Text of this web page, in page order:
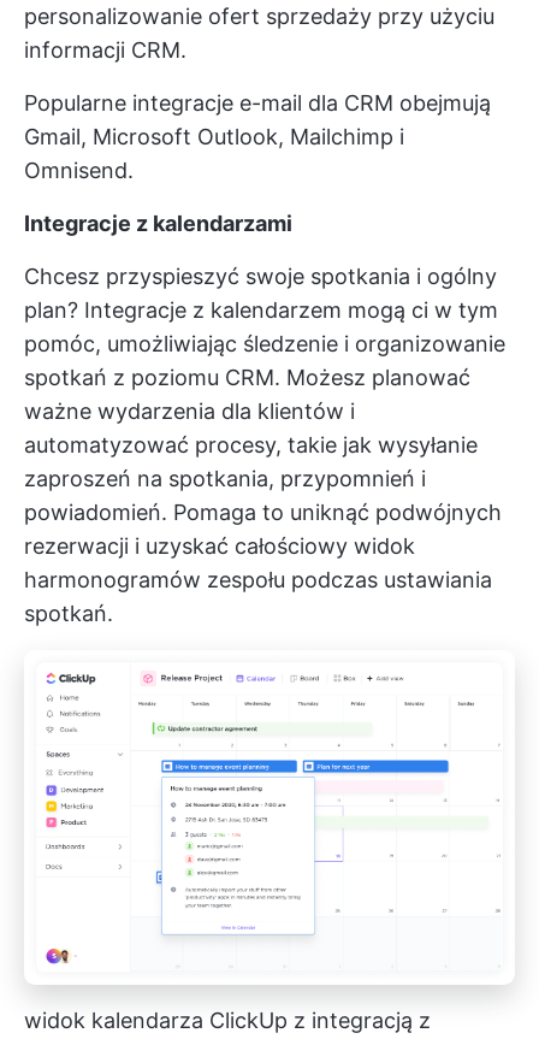
personalizowanie ofert sprzedaży przy użyciu
informacji CRM.
Popularne integracje e-mail dla CRM obejmują
Gmail, Microsoft Outlook, Mailchimp i
Omnisend.
Integracje z kalendarzami
Chcesz przyspieszyć swoje spotkania i ogólny
plan? Integracje z kalendarzem mogą ci w tym
pomóc, umożliwiając śledzenie i organizowanie
spotkań z poziomu CRM. Możesz planować
ważne wydarzenia dla klientów i
automatyzować procesy, takie jak wysyłanie
zaproszeń na spotkania, przypomnień i
powiadomień. Pomaga to uniknąć podwójnych
rezerwacji i uzyskać całościowy widok
harmonogramów zespołu podczas ustawiania
spotkań.
widok kalendarza ClickUp z integracją z